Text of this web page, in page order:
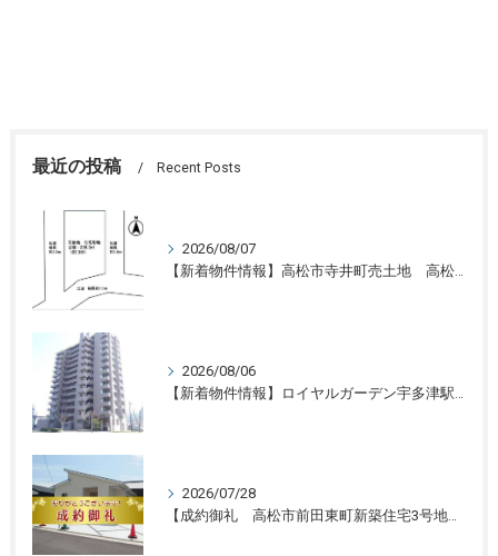
最近の投稿 Recent Posts
2026/08/07
【新着物件情報】高松市寺井町売土地 高松の不動産売却、不動産買取、不動産査定のことならLifeスマイル
2026/08/06
2026/07/28
【成約御礼 高松市前田東町新築住宅3号地】香川県の不動産の買取・売却・査定ならLifeスマイルにお任せください